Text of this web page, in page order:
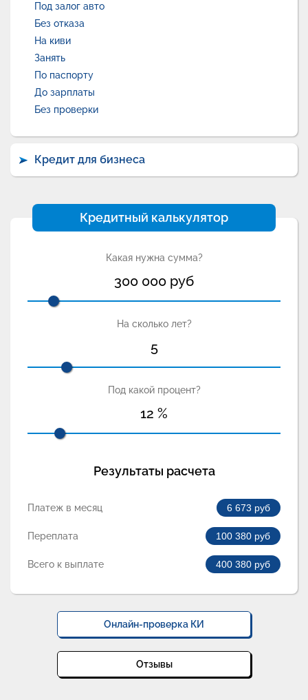
Под залог авто
Без отказа
На киви
Занять
По паспорту
До зарплаты
Без проверки
Кредит для бизнеса
Кредитный калькулятор
Какая нужна сумма?
300 000 руб
На сколько лет?
5
Под какой процент?
12 %
Результаты расчета
Платеж в месяц 6 673 руб
Переплата 100 380 руб
Всего к выплате 400 380 руб
Онлайн-проверка КИ
Отзывы